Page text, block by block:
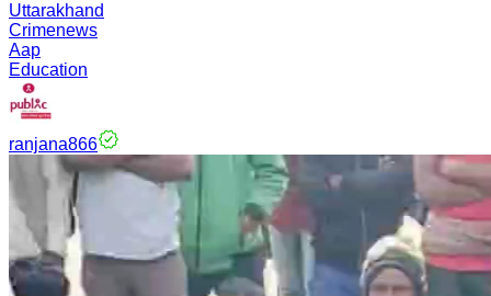
Uttarakhand
Crimenews
Aap
Education
ranjana866